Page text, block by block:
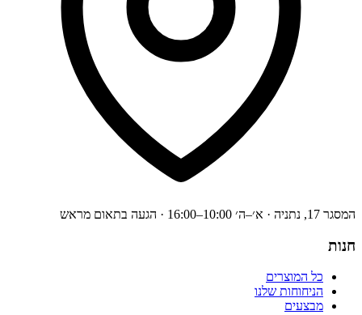
המסגר 17, נתניה · א׳–ה׳ 10:00–16:00 · הגעה בתאום מראש
חנות
כל המוצרים
הניחוחות שלנו
מבצעים